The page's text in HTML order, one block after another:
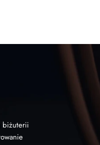
biżuterii